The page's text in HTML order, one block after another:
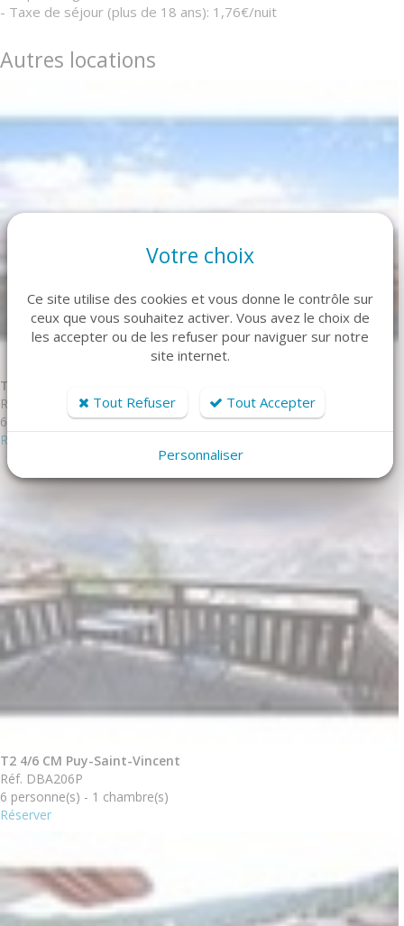
- Taxe de séjour (plus de 18 ans): 1,76€/nuit
Autres locations
T2 4/6 CM Puy-Saint-Vincent
Réf. DBA008P
6 personne(s) - 1 chambre(s)
Réserver
T2 4/6 CM Puy-Saint-Vincent
Réf. DBA206P
6 personne(s) - 1 chambre(s)
Réserver
Votre choix
Ce site utilise des cookies et vous donne le contrôle sur
ceux que vous souhaitez activer. Vous avez le choix de
les accepter ou de les refuser pour naviguer sur notre
site internet.
Tout Refuser Tout Accepter
Personnaliser